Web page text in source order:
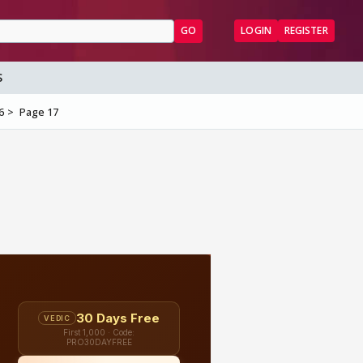
GO LOGIN REGISTER
Page 17